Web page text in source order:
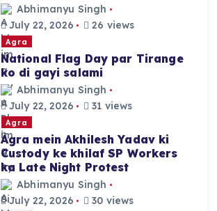
Abhimanyu Singh
July 22, 2026
26 views
Agra
National Flag Day par Tirange
ko di gayi salami
Abhimanyu Singh
July 22, 2026
31 views
Agra
Agra mein Akhilesh Yadav ki
Custody ke khilaf SP Workers
ka Late Night Protest
Abhimanyu Singh
July 22, 2026
30 views